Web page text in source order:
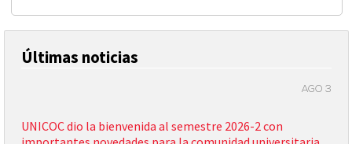
Últimas noticias
AGO 3
UNICOC dio la bienvenida al semestre 2026-2 con